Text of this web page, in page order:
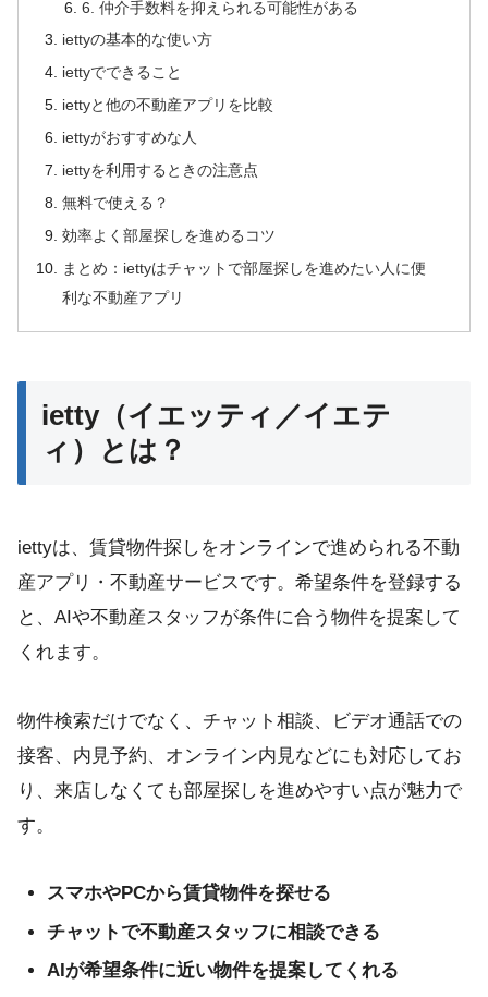
6. 仲介手数料を抑えられる可能性がある
iettyの基本的な使い方
iettyでできること
iettyと他の不動産アプリを比較
iettyがおすすめな人
iettyを利用するときの注意点
無料で使える？
効率よく部屋探しを進めるコツ
まとめ：iettyはチャットで部屋探しを進めたい人に便
利な不動産アプリ
ietty（イエッティ／イエテ
ィ）とは？
iettyは、賃貸物件探しをオンラインで進められる不動
産アプリ・不動産サービスです。希望条件を登録する
と、AIや不動産スタッフが条件に合う物件を提案して
くれます。
物件検索だけでなく、チャット相談、ビデオ通話での
接客、内見予約、オンライン内見などにも対応してお
り、来店しなくても部屋探しを進めやすい点が魅力で
す。
スマホやPCから賃貸物件を探せる
チャットで不動産スタッフに相談できる
AIが希望条件に近い物件を提案してくれる